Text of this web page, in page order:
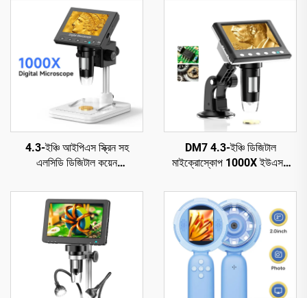
4.3-ইঞ্চি আইপিএস স্ক্রিন সহ
এলসিডি ডিজিটাল কয়েন
কয়েন ম্যাগনিফায়ার
DM7 4.3-ইঞ্চি ডিজিটাল
মাইক্রোস্কোপ 1000X ইউএসবি
ম্যাক ওএস-এর সাথে সামঞ্জস্যপূর্ণ